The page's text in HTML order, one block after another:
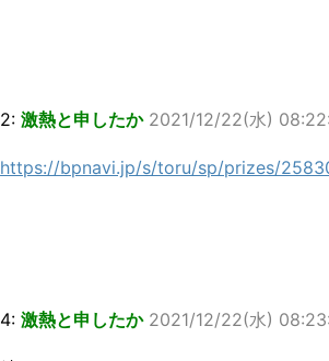
2: 激熱と申したか 2021/12/22(水)
https://bpnavi.jp/s/toru/sp/prizes/
4: 激熱と申したか 2021/12/22(水)